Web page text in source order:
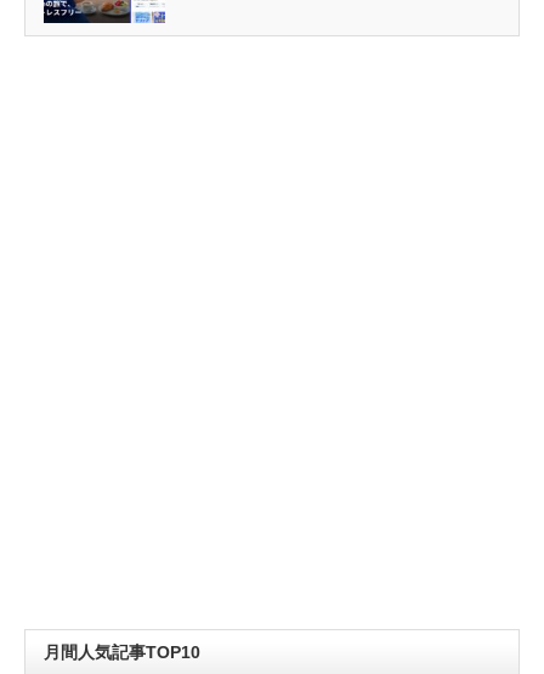
月間人気記事TOP10